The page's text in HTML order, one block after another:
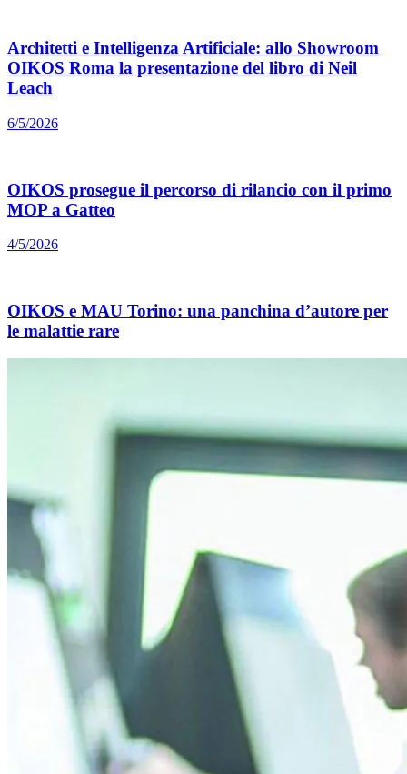
Architetti e Intelligenza Artificiale: allo Showroom
OIKOS Roma la presentazione del libro di Neil
Leach
6/5/2026
OIKOS prosegue il percorso di rilancio con il primo
MOP a Gatteo
4/5/2026
OIKOS e MAU Torino: una panchina d’autore per
le malattie rare